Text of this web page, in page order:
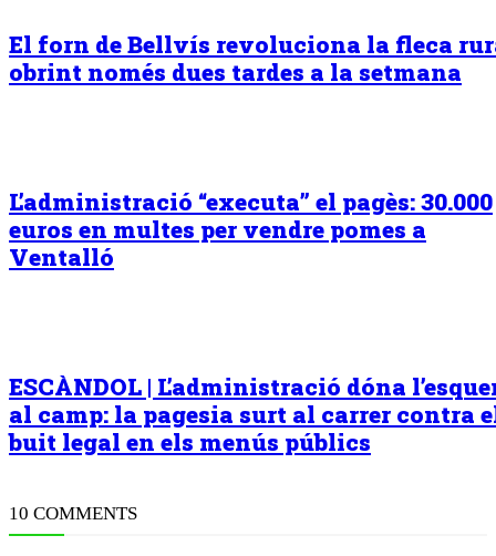
El forn de Bellvís revoluciona la fleca
obrint només dues tardes a la setmana
L’administració “executa” el pagès: 30.000
euros en multes per vendre pomes a
Ventalló
ESCÀNDOL | L’administració dóna
al camp: la pagesia surt al carrer contra
buit legal en els menús públics
10 COMMENTS